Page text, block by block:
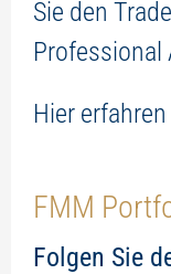
Sie den
Professional
Hier
FMM
Folgen Sie